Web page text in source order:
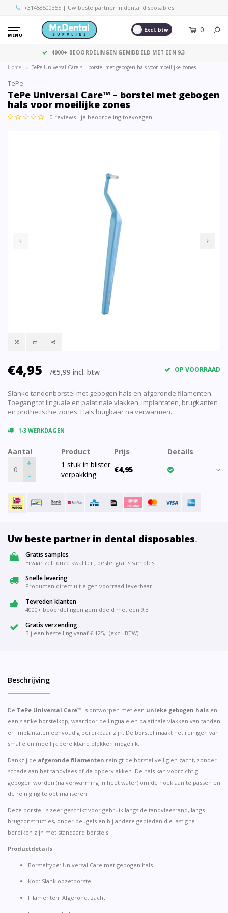
+31458500355 | Uw beste partner in dental disposables
MENU
Excl. btw 0
4000+ BEOORDELINGEN GEMIDDELD MET EEN 9,3
Home TePe Universal Care™ – borstel met gebogen hals voor moeilijke zones
TePe
TePe Universal Care™ – borstel met gebogen
hals voor moeilijke zones
0 reviews - je beoordeling toevoegen
€4,95 /€5,99 incl. btw OP VOORRAAD
Slanke tandenborstel met gebogen hals en afgeronde filamenten.
Toegang tot linguale en palatinale vlakken, implantaten, brugkanten
en prothetische zones. Hals buigbaar na verwarmen.
1-3 WERKDAGEN
Aantal Product Prijs
Details
+
-
1 stuk in blister
verpakking
€4,95
Uw beste partner in dental disposables.
Gratis samples
Ervaar zelf onze kwaliteit, bestel gratis samples
Snelle levering
Producten direct uit eigen voorraad leverbaar
Tevreden klanten
4000+ beoordelingen gemiddeld met een 9,3
Gratis verzending
Bij een bestelling vanaf € 125,- (excl. BTW)
Beschrijving
De TePe Universal Care™ is ontworpen met een unieke gebogen hals en
een slanke borstelkop, waardoor de linguale en palatinale vlakken van tanden
en implantaten eenvoudig bereikbaar zijn. De borstel maakt het reinigen van
smalle en moeilijk bereikbare plekken mogelijk.
Dankzij de afgeronde filamenten reinigt de borstel veilig en zacht, zonder
schade aan het tandvlees of de oppervlakken. De hals kan voorzichtig
gebogen worden (na verwarming in heet water) om de hoek aan te passen en
de reiniging te optimaliseren.
Deze borstel is zeer geschikt voor gebruik langs de tandvleesrand, langs
brugconstructies, onder beugels en bij andere gebieden die lastig te
bereiken zijn met standaard borstels.
Productdetails
Borsteltype: Universal Care met gebogen hals
Kop: Slank opzetborstel
Filamenten: Afgerond, zacht